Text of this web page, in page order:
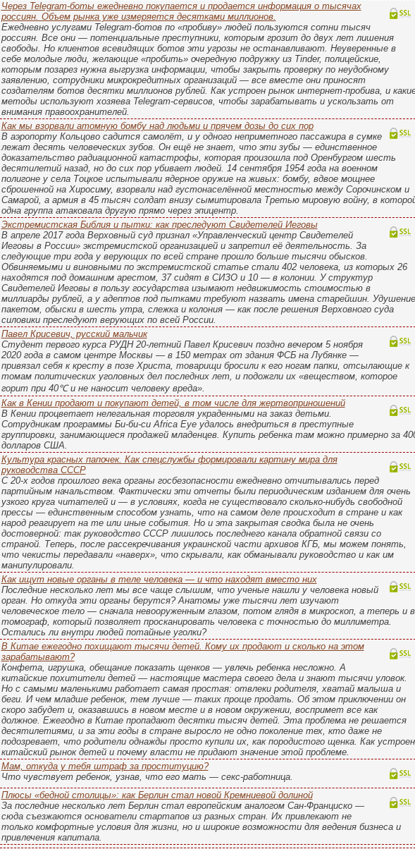
Через Telegram-боты ежедневно покупается и продается информация о тысячах
россиян. Объем рынка уже измеряется десятками миллионов.
Ежедневно услугами Telegram-ботов по «пробиву» людей пользуются сотни тысяч
россиян. Все они — потенциальные преступники, которым грозит до двух лет лишения
свободы. Но клиентов всевидящих ботов эти угрозы не останавливают. Неуверенные в
себе молодые люди, желающие «пробить» очередную подружку из Tinder, полицейские,
которым позарез нужна выгрузка информации, чтобы закрыть проверку по неудобному
заявлению, сотрудники микрокредитных организаций — все вместе они приносят
создателям ботов десятки миллионов рублей. Как устроен рынок интернет-пробива, и
методы используют хозяева Telegram-сервисов, чтобы зарабатывать и ускользать от
внимания правоохранителей.
Как мы взорвали атомную бомбу над людьми и прячем дозы до сих пор
В аэропорту Кольцово садится самолёт, и у одного неприметного пассажира в сумке
лежат десять человеческих зубов. Он ещё не знает, что эти зубы — единственное
доказательство радиационной катастрофы, которая произошла под Оренбургом шесть
десятилетий назад, но до сих пор убивает людей. 14 сентября 1954 года на военном
полигоне у села Тоцкое испытывали ядерное оружие на живых: бомбу, вдвое мощнее
сброшенной на Хиросиму, взорвали над густонаселённой местностью между Сорочинском и
Самарой, а армия в 45 тысяч солдат внизу сымитировала Третью мировую войну, в
одна группа атаковала другую прямо через эпицентр.
Экстремистская Библия и пытки: как преследуют Свидетелей Иеговы
В апреле 2017 года Верховный суд признал «Управленческий центр Свидетелей
Иеговы в России» экстремистской организацией и запретил её деятельность. За
следующие три года у верующих по всей стране прошло больше тысячи обысков.
Обвиняемыми и виновными по экстремистской статье стали 402 человека, из которых 26
находятся под домашним арестом, 37 сидят в СИЗО и 10 — в колонии. У структур
Свидетелей Иеговы в пользу государства изымают недвижимость стоимостью в
миллиарды рублей, а у адептов под пытками требуют назвать имена старейшин. Удушение
пакетом, обыски в шесть утра, слежка и колония — как после решения Верховного суда
силовики преследуют верующих по всей России.
Павел Крисевич, русский мальчик
Студент первого курса РУДН 20-летний Павел Крисевич поздно вечером 5 ноября
2020 года в самом центре Москвы — в 150 метрах от здания ФСБ на Лубянке —
привязал себя к кресту в позе Христа, товарищи бросили к его ногам папки, отсылающие к
томам политических уголовных дел последних лет, и подожгли их «веществом, которое
горит при 40℃ и не наносит человеку вреда».
Как в Кении продают и покупают детей, в том числе для жертвоприношений
В Кении процветает нелегальная торговля украденными на заказ детьми.
Сотрудникам программы Би-би-си Africa Eye удалось внедриться в преступные
группировки, занимающиеся продажей младенцев. Купить ребенка там можно примерно за
долларов США.
Культура красных папочек. Как спецслужбы формировали картину мира для
руководства СССР
С 20-х годов прошлого века органы госбезопасности ежедневно отчитывались перед
партийным начальством. Фактически эти отчеты были периодическим изданием для очень
узкого круга читателей и — в условиях, когда не существовало сколько-нибудь свободной
прессы — единственным способом узнать, что на самом деле происходит в стране и как
народ реагирует на те или иные события. Но и эта закрытая сводка была не очень
достоверной: так руководство СССР лишилось последнего канала обратной связи со
страной. Теперь, после рассекречивания украинской части архивов КГБ, мы можем понять,
что чекисты передавали «наверх», что скрывали, как обманывали руководство и как им
манипулировали.
Как ищут новые органы в теле человека — и что находят вместо них
Последние несколько лет мы все чаще слышим, что ученые нашли у человека новый
орган. Но откуда эти органы берутся? Анатомы уже тысячи лет изучают
человеческое тело — сначала невооруженным глазом, потом глядя в микроскоп, а теперь и в
томограф, который позволяет просканировать человека с точностью до миллиметра.
Остались ли внутри людей потайные уголки?
В Китае ежегодно похищают тысячи детей. Кому их продают и сколько на этом
зарабатывают?
Конфета, игрушка, обещание показать щенков — увлечь ребенка несложно. А
китайские похитители детей — настоящие мастера своего дела и знают тысячи уловок.
Но с самыми маленькими работает самая простая: отвлеки родителя, хватай малыша и
беги. И чем младше ребенок, тем лучше — таких проще продать. Об этом приключении он
скоро забудет и, оказавшись в новом месте и в новом окружении, воспримет все как
должное. Ежегодно в Китае пропадают десятки тысяч детей. Эта проблема не решается
десятилетиями, и за эти годы в стране выросло не одно поколение тех, кто даже не
подозревает, что родители однажды просто купили их, как породистого щенка. Как устроен
китайский рынок детей и почему власти не придают значение этой проблеме.
Мам, откуда у тебя штраф за проституцию?
Что чувствует ребенок, узнав, что его мать — секс-работница.
Плюсы «бедной столицы»: как Берлин стал новой Кремниевой долиной
За последние несколько лет Берлин стал европейским аналогом Сан-Франциско —
сюда съезжаются основатели стартапов из разных стран. Их привлекают не
только комфортные условия для жизни, но и широкие возможности для ведения бизнеса и
привлечения капитала.